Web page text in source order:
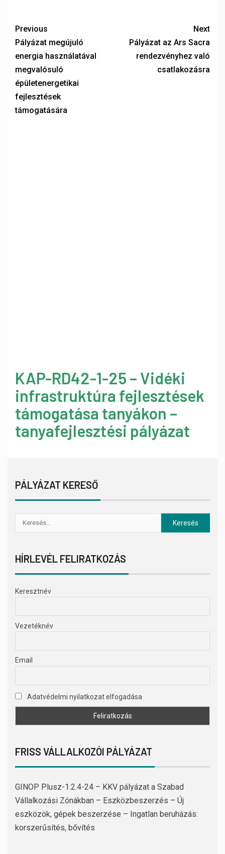
Previous
Pályázat megújuló
energia használatával
megvalósuló
épületenergetikai
fejlesztések
támogatására
Next
Pályázat az Ars Sacra
rendezvényhez való
csatlakozásra
KAP-RD42-1-25 – Vidéki
infrastruktúra fejlesztések
támogatása tanyákon –
tanyafejlesztési pályázat
PÁLYÁZAT KERESŐ
HÍRLEVÉL FELIRATKOZÁS
Keresztnév
Vezetéknév
Email
Adatvédelmi nyilatkozat elfogadása
FRISS VÁLLALKOZÓI PÁLYÁZAT
GINOP Plusz-1.2.4-24 – KKV pályázat a Szabad
Vállalkozási Zónákban – Eszközbeszerzés – Új
eszközök, gépek beszerzése – Ingatlan beruházás:
korszerűsítés, bővítés